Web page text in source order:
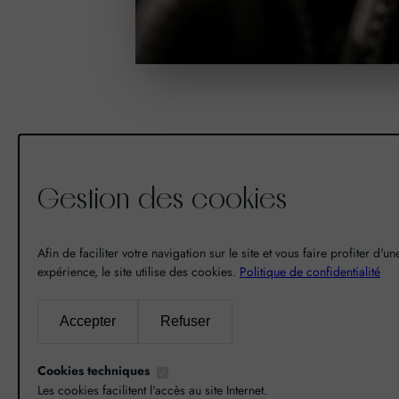
vin, il n’y a eu qu’un pas. Un pas
que nous avons franchi en faisant
une vocation. De là est né World
et la richesse de nos terroirs.
Gestion des cookies
Afin de faciliter votre navigation sur le site et vous faire profiter
expérience, le site utilise des cookies. Politique de confidentialité
Accepter Refuser
Cookies techniques
Les cookies facilitent l'accès au site Internet.